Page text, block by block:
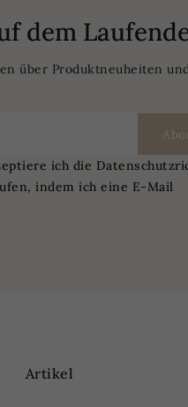
dem
über Produktneuheiten
ich die
indem ich eine E-Mail
Artikel